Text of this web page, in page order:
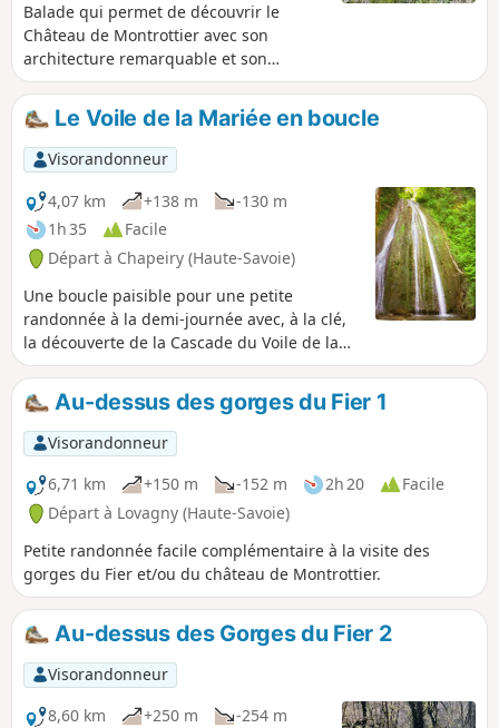
Balade qui permet de découvrir le
Château de Montrottier avec son
architecture remarquable et son
imposant donjon situé sur une colline
puis les berges du Fier, de la « Pierre
aux Fées » à une perte qui s'engouffre
sous la roche sur quelques mètres.
Le Voile de la Mariée en boucle
Visorandonneur
4,07 km
+138 m
-130 m
1h 35
Facile
Départ à Chapeiry (Haute-Savoie)
Une boucle paisible pour une petite
randonnée à la demi-journée avec, à la clé,
la découverte de la Cascade du Voile de la
Mariée dont le drapé peut varier en fonction
du débit du ruisseau du Nant de l'eau salée.
Au-dessus des gorges du Fier 1
Visorandonneur
6,71 km
+150 m -152 m 2h 20
Facile
Départ à Lovagny (Haute-Savoie)
Petite randonnée facile complémentaire à la visite des
gorges du Fier et/ou du château de Montrottier.
Au-dessus des Gorges du Fier 2
Visorandonneur
8,60 km
+250 m
-254 m